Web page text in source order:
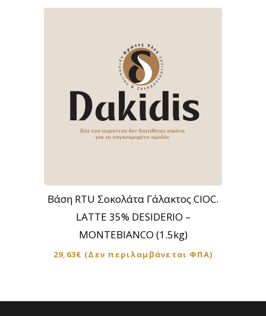
Βάση RTU Σοκολάτα Γάλακτος CIOC.
LATTE 35% DESIDERIO –
MONTEBIANCO (1.5kg)
29,63€ (Δεν περιλαμβάνεται ΦΠΑ)